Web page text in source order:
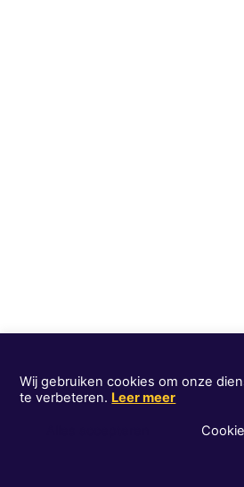
Wij gebruiken cookies om onze
te verbeteren. Leer meer